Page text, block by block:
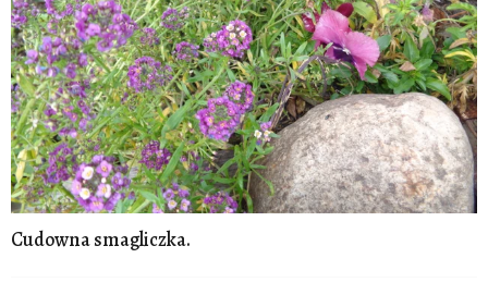
Cudowna smagliczka.